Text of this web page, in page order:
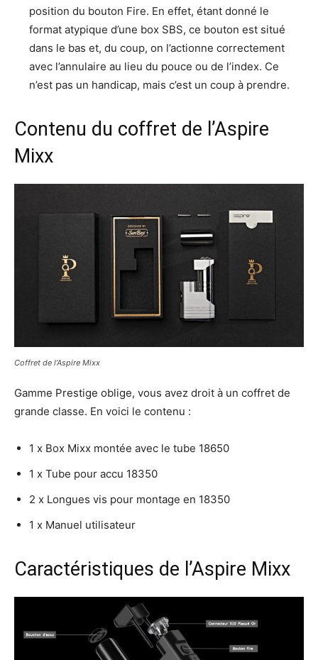
position du bouton Fire. En effet, étant donné le
format atypique d’une box SBS, ce bouton est situé
dans le bas et, du coup, on l’actionne correctement
avec l’annulaire au lieu du pouce ou de l’index. Ce
n’est pas un handicap, mais c’est un coup à prendre.
Contenu du coffret de l’Aspire
Mixx
Coffret de l’Aspire Mixx
Gamme Prestige oblige, vous avez droit à un coffret de
grande classe. En voici le contenu :
1 x Box Mixx montée avec le tube 18650
1 x Tube pour accu 18350
2 x Longues vis pour montage en 18350
1 x Manuel utilisateur
Caractéristiques de l’Aspire Mixx